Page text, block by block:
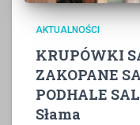
AKTUALNOŚCI
KRUPÓWKI
ZAKOPANE
PODHALE
Słama